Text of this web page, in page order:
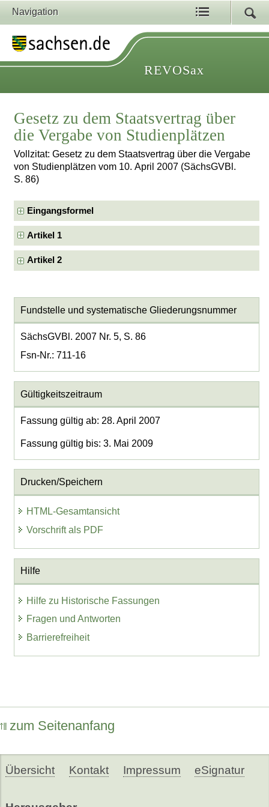
Navigation
REVOSax
Gesetz zu dem Staatsvertrag über
die Vergabe von Studienplätzen
Vollzitat: Gesetz zu dem Staatsvertrag über die Vergabe
von Studienplätzen vom 10. April 2007 (SächsGVBl.
S. 86)
Eingangsformel
Artikel 1
Artikel 2
Fundstelle und systematische Gliederungsnummer
SächsGVBl. 2007 Nr. 5, S. 86
Fsn-Nr.: 711-16
Gültigkeitszeitraum
Fassung gültig ab: 28. April 2007
Fassung gültig bis: 3. Mai 2009
Drucken/Speichern
HTML-Gesamtansicht
Vorschrift als PDF
Hilfe
Hilfe zu Historische Fassungen
Fragen und Antworten
Barrierefreiheit
zum Seitenanfang
Übersicht Kontakt Impressum eSignatur